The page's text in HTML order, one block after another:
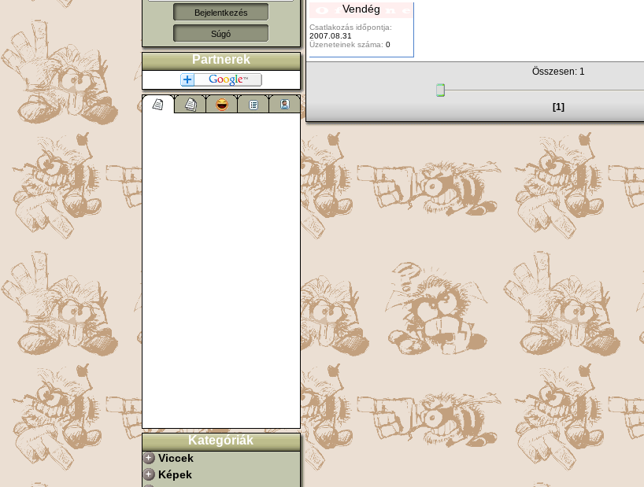
Súgó
Partnerek
Kategóriák
Viccek
Képek
Vendég
Csatlakozás időpontja:
2007.08.31
Üzeneteinek száma: 0
Összesen: 1
[1]